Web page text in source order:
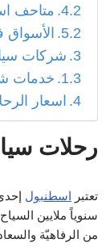
متاحف
شركات
خدمات
اسعار
رحلات
تعتبر اسطنبول
سنوياً ملايين
من الرفاهيّة